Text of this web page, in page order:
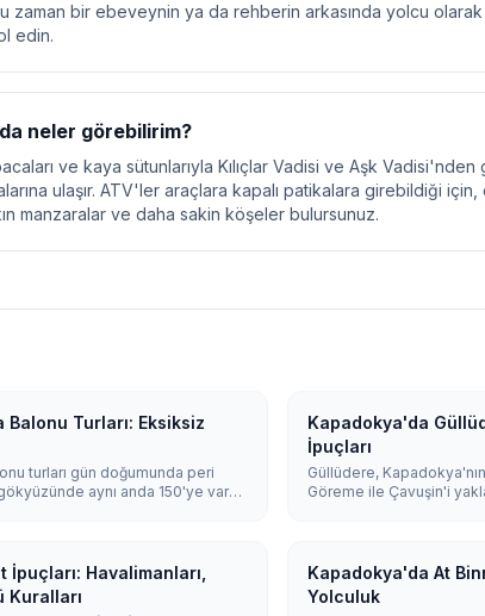
zaman bir ebeveynin ya da rehberin arkasında yolcu olarak
edin.
neler görebilirim?
ve kaya sütunlarıyla Kılıçlar Vadisi ve Aşk
ulaşır. ATV'ler araçlara kapalı patikalara girebildiği
manzaralar ve daha sakin köşeler bulursunuz.
Balonu Turları: Eksiksiz
turları gün doğumunda peri
aynı anda 150'ye varan
Kapadokya'da
İpuçları
Güllüdere,
Göreme ile Çavuşin'i
Havalimanları,
Kuralları
Kapadokya'da At
Yolculuk